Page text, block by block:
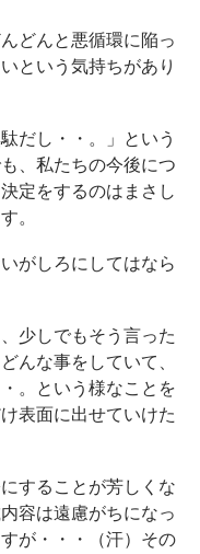
どんと悪循環に陥っ
という気持ちがあり
だし・・。」という
、私たちの今後につ
定をするのはまさし
。
がしろにしてはなら
少しでもそう言った
んな事をしていて、
。という様なことを
表面に出せていけた
することが芳しくな
容は遠慮がちになっ
が・・・（汗）その